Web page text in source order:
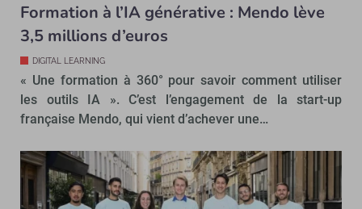
Formation à l’IA générative : Mendo lève
3,5 millions d’euros
DIGITAL LEARNING
« Une formation à 360° pour savoir comment utiliser
les outils IA ». C’est l’engagement de la start-up
française Mendo, qui vient d’achever une…